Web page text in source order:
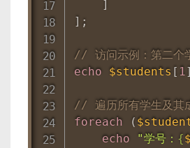
]
] ;
// 访问示例：第二个
echo
$students [ 1]
// 遍历所有学生及其
foreach
(
echo
"学号： {